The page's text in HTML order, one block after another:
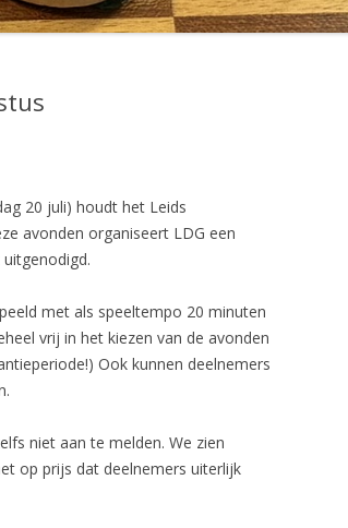
20 juli) houdt het Leids
avonden organiseert LDG een
met als speeltempo 20 minuten
vrij in het kiezen van de avonden
Ook kunnen deelnemers
niet aan te melden. We zien
op prijs dat deelnemers uiterlijk